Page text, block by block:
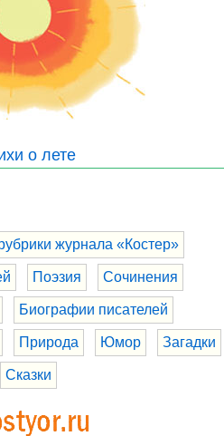
о лете
журнала «Костер»
Поэзия Сочинения
Биографии писателей
Природа Юмор Загадки
Сказки